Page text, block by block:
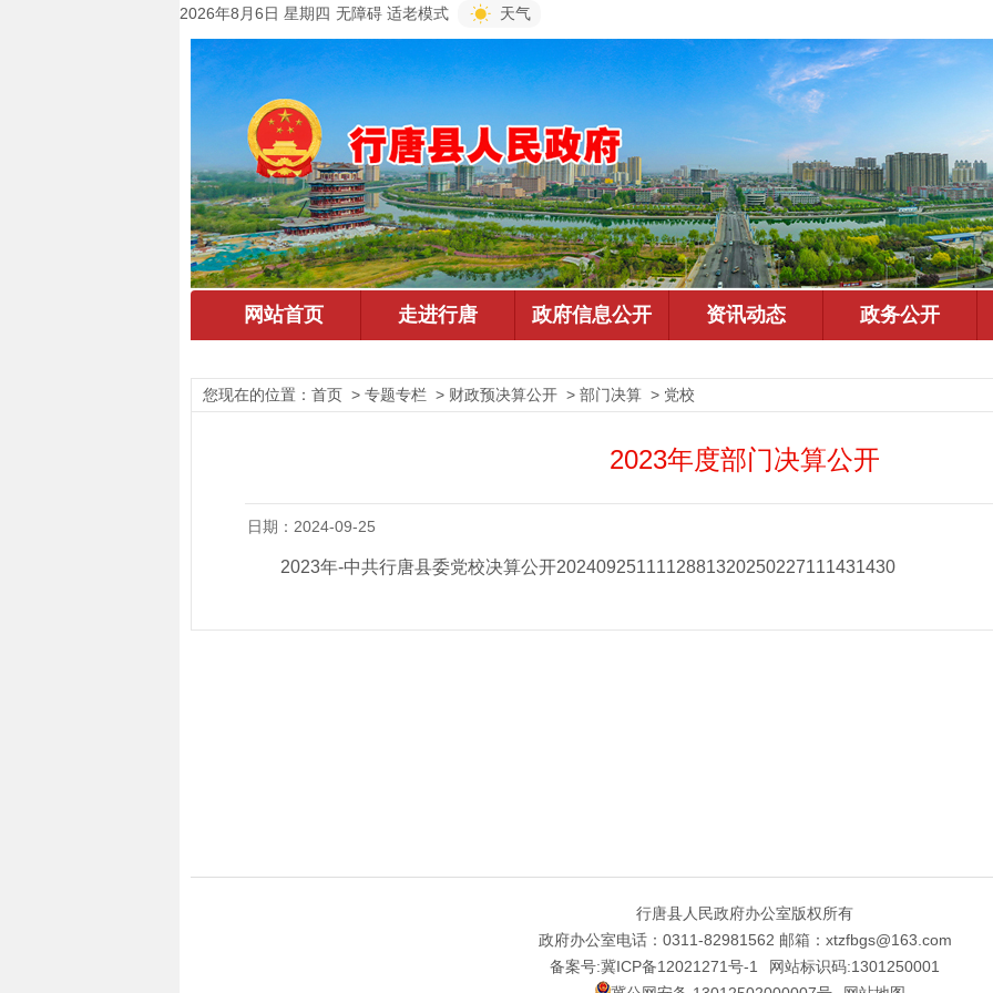
2026年8月6日 星期四 无障碍 适老模式 天气
您现在的位置： 首页 > 专题专栏 > 财政预决算公开 > 部门决算 > 党校
2023年度部门决算公开
日期：2024-09-25
2023年-中共行唐县委党校决算公开2024092511112881320250227111431430